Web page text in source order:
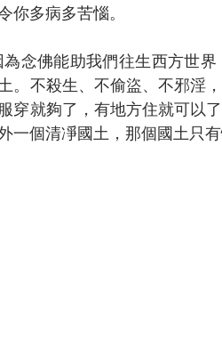
你多病多苦惱。
。不殺生、不偷盜、不邪淫
穿就夠了，有地方住就可以
一個清凈國土，那個國土只有